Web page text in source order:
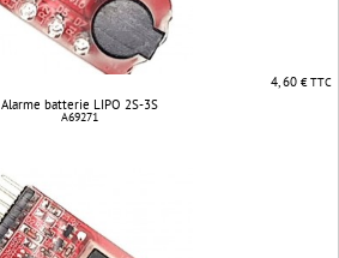
4, 60€ TTC
Alarme batterie LIPO 2S-3S
A69271